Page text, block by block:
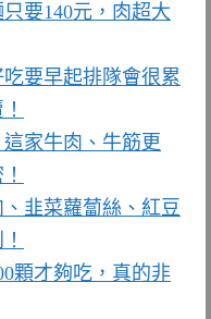
要140元，肉超大
要早起排隊會很累
家牛肉、牛筋更
韭菜蘿蔔絲、紅豆
顆才夠吃，真的非